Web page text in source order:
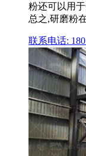
粉还可以用
总之,研磨粉
联系电话: 180